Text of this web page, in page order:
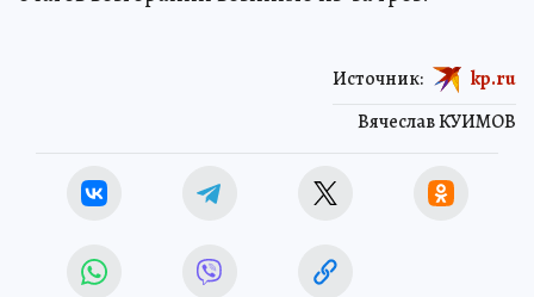
Вячеслав КУИМОВ
Источник: kp.ru